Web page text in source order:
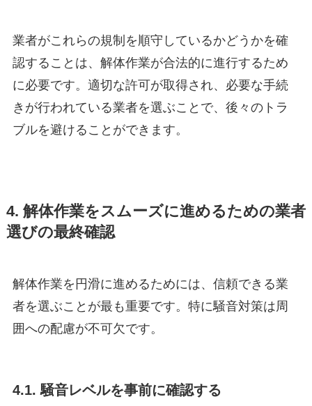
業者がこれらの規制を順守しているかどうかを確
認することは、解体作業が合法的に進行するため
に必要です。適切な許可が取得され、必要な手続
きが行われている業者を選ぶことで、後々のトラ
ブルを避けることができます。
4. 解体作業をスムーズに進めるための業者
選びの最終確認
解体作業を円滑に進めるためには、信頼できる業
者を選ぶことが最も重要です。特に騒音対策は周
囲への配慮が不可欠です。
4.1. 騒音レベルを事前に確認する